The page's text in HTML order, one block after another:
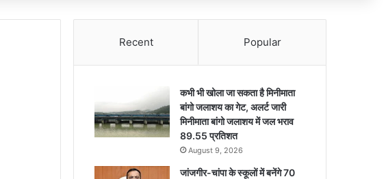
Recent Popular
कभी भी खोला जा सकता है मिनीमाता
बांगो जलाशय का गेट, अलर्ट जारी
मिनीमाता बांगो जलाशय में जल भराव
89.55 प्रतिशत
August 9, 2026
जांजगीर-चांपा के स्कूलों में बनेंगे 70